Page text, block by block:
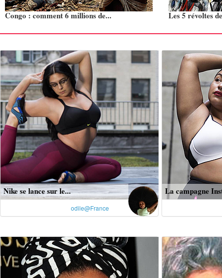
Congo : comment 6 millions de... Les 5 révoltes
Nike se lance sur le...
odile@France
La campagne